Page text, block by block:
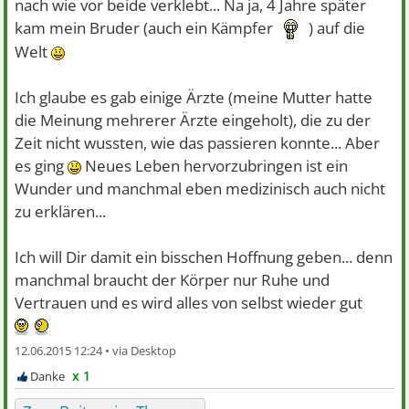
nach wie vor beide verklebt... Na ja, 4 Jahre später
kam mein Bruder (auch ein Kämpfer
) auf die
Welt
Ich glaube es gab einige Ärzte (meine Mutter hatte
die Meinung mehrerer Ärzte eingeholt), die zu der
Zeit nicht wussten, wie das passieren konnte... Aber
es ging
Neues Leben hervorzubringen ist ein
Wunder und manchmal eben medizinisch auch nicht
zu erklären...
Ich will Dir damit ein bisschen Hoffnung geben... denn
manchmal braucht der Körper nur Ruhe und
Vertrauen und es wird alles von selbst wieder gut
12.06.2015 12:24 •
x 1